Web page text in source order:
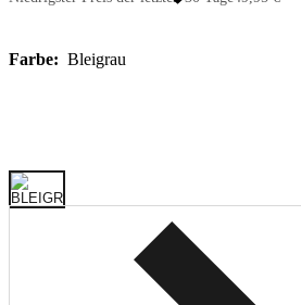
Farbe: Bleigrau